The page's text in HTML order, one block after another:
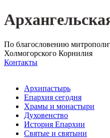
По благословению
Холмогорского Корнилия
Контакты
Архипастырь
Епархия сегодня
Храмы и монастыри
Духовенство
История Епархии
Святые и святыни